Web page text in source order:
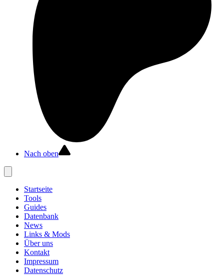
Nach oben
Startseite
Tools
Guides
Datenbank
News
Links & Mods
Über uns
Kontakt
Impressum
Datenschutz